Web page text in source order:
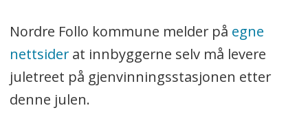
Nordre Follo kommune melder på egne
nettsiderat innbyggerne selv må levere
juletreet på gjenvinningsstasjonen etter
denne julen.